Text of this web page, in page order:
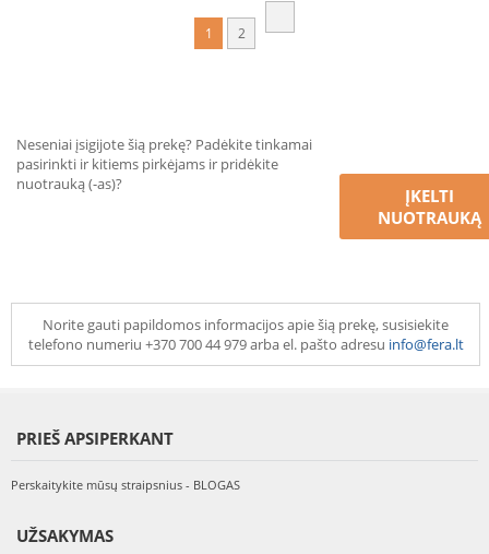
1 2
Neseniai įsigijote šią prekę? Padėkite tinkamai
pasirinkti ir kitiems pirkėjams ir pridėkite
nuotrauką (-as)?
ĮKELTI
NUOTRAUKĄ
Norite gauti papildomos informacijos apie šią prekę, susisiekite
telefono numeriu +370 700 44 979 arba el. pašto adresu info@fera.lt
PRIEŠ APSIPERKANT
Perskaitykite mūsų straipsnius - BLOGAS
UŽSAKYMAS